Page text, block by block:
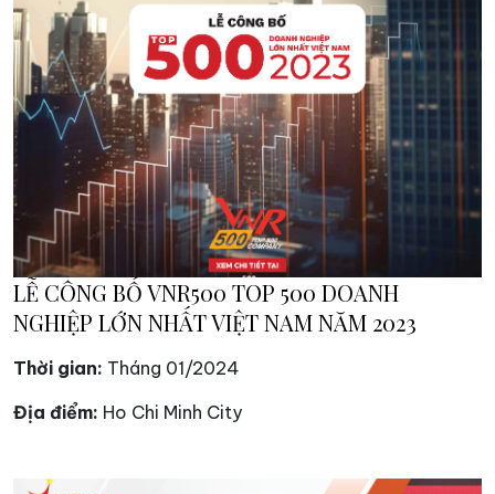
LỄ CÔNG BỐ VNR500 TOP 500 DOANH
NGHIỆP LỚN NHẤT VIỆT NAM NĂM 2023
Thời gian: Tháng 01/2024
Địa điểm: Ho Chi Minh City